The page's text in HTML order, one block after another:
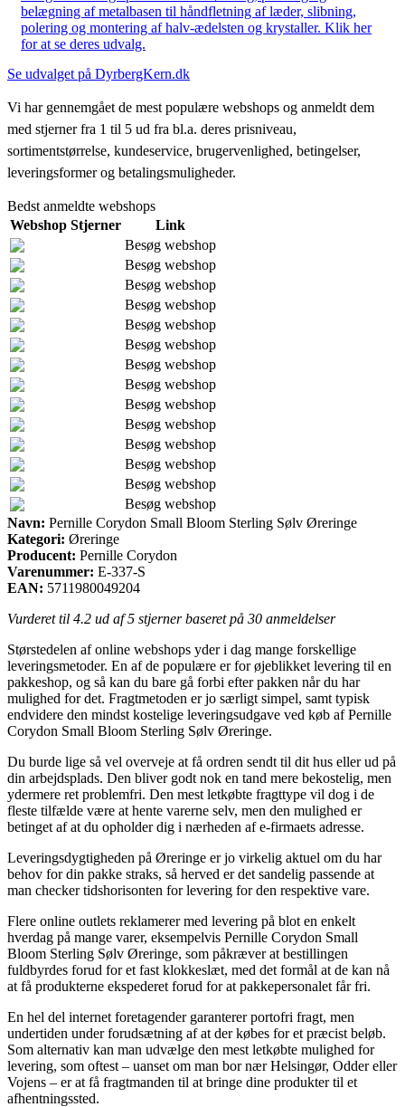
belægning af metalbasen til håndfletning af læder, slibning,
polering og montering af halv-ædelsten og krystaller. Klik her
for at se deres udvalg.
Se udvalget på DyrbergKern.dk
Vi har gennemgået de mest populære webshops og anmeldt dem
med stjerner fra 1 til 5 ud fra bl.a. deres prisniveau,
sortimentstørrelse, kundeservice, brugervenlighed, betingelser,
leveringsformer og betalingsmuligheder.
Bedst anmeldte webshops
Webshop Stjerner
Link
Besøg webshop
Besøg webshop
Besøg webshop
Besøg webshop
Besøg webshop
Besøg webshop
Besøg webshop
Besøg webshop
Besøg webshop
Besøg webshop
Besøg webshop
Besøg webshop
Besøg webshop
Besøg webshop
Navn: Pernille Corydon Small Bloom Sterling Sølv Øreringe
Kategori: Øreringe
Producent: Pernille Corydon
Varenummer: E-337-S
EAN: 5711980049204
Vurderet til 4.2 ud af 5 stjerner baseret på 30 anmeldelser
Størstedelen af online webshops yder i dag mange forskellige
leveringsmetoder. En af de populære er for øjeblikket levering til en
pakkeshop, og så kan du bare gå forbi efter pakken når du har
mulighed for det. Fragtmetoden er jo særligt simpel, samt typisk
endvidere den mindst kostelige leveringsudgave ved køb af Pernille
Corydon Small Bloom Sterling Sølv Øreringe.
Du burde lige så vel overveje at få ordren sendt til dit hus eller ud på
din arbejdsplads. Den bliver godt nok en tand mere bekostelig, men
ydermere ret problemfri. Den mest letkøbte fragttype vil dog i de
fleste tilfælde være at hente varerne selv, men den mulighed er
betinget af at du opholder dig i nærheden af e-firmaets adresse.
Leveringsdygtigheden på Øreringe er jo virkelig aktuel om du har
behov for din pakke straks, så herved er det sandelig passende at
man checker tidshorisonten for levering for den respektive vare.
Flere online outlets reklamerer med levering på blot en enkelt
hverdag på mange varer, eksempelvis Pernille Corydon Small
Bloom Sterling Sølv Øreringe, som påkræver at bestillingen
fuldbyrdes forud for et fast klokkeslæt, med det formål at de kan nå
at få produkterne ekspederet forud for at pakkepersonalet får fri.
En hel del internet foretagender garanterer portofri fragt, men
undertiden under forudsætning af at der købes for et præcist beløb.
Som alternativ kan man udvælge den mest letkøbte mulighed for
levering, som oftest – uanset om man bor nær Helsingør, Odder eller
Vojens – er at få fragtmanden til at bringe dine produkter til et
afhentningssted.